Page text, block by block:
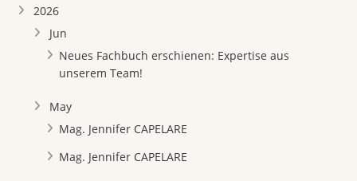
2026
Jun
Neues Fachbuch erschienen: Expertise aus
unserem Team!
May
Mag. Jennifer CAPELARE
Mag. Jennifer CAPELARE